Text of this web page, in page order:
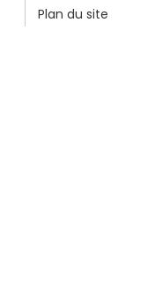
Plan du site